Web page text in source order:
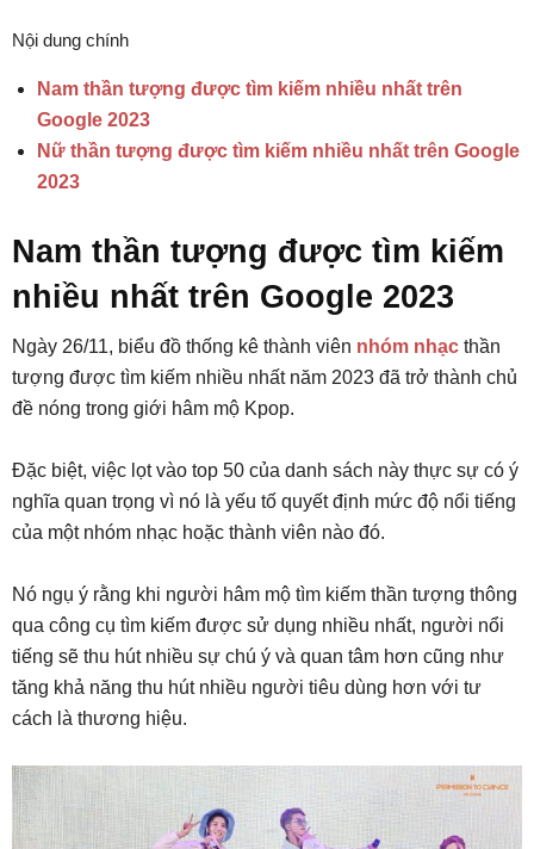
Nội dung chính
Nam thần tượng được tìm kiếm nhiều nhất trên
Google 2023
Nữ thần tượng được tìm kiếm nhiều nhất trên Google
2023
Nam thần tượng được tìm kiếm
nhiều nhất trên Google 2023
Ngày 26/11, biểu đồ thống kê thành viên nhóm nhạc thần
tượng được tìm kiếm nhiều nhất năm 2023 đã trở thành chủ
đề nóng trong giới hâm mộ Kpop.
Đặc biệt, việc lọt vào top 50 của danh sách này thực sự có ý
nghĩa quan trọng vì nó là yếu tố quyết định mức độ nổi tiếng
của một nhóm nhạc hoặc thành viên nào đó.
Nó ngụ ý rằng khi người hâm mộ tìm kiếm thần tượng thông
qua công cụ tìm kiếm được sử dụng nhiều nhất, người nổi
tiếng sẽ thu hút nhiều sự chú ý và quan tâm hơn cũng như
tăng khả năng thu hút nhiều người tiêu dùng hơn với tư
cách là thương hiệu.